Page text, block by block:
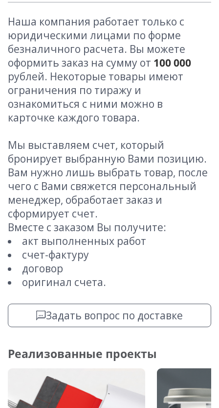
Наша компания работает только с
юридическими лицами по форме
безналичного расчета. Вы можете
оформить заказ на сумму от 100 000
рублей. Некоторые товары имеют
ограничения по тиражу и
ознакомиться с ними можно в
карточке каждого товара.
Мы выставляем счет, который
бронирует выбранную Вами позицию.
Вам нужно лишь выбрать товар, после
чего с Вами свяжется персональный
менеджер, обработает заказ и
сформирует счет.
Вместе с заказом Вы получите:
акт выполненных работ
счет-фактуру
договор
оригинал счета.
Задать вопрос по доставке
Реализованные проекты